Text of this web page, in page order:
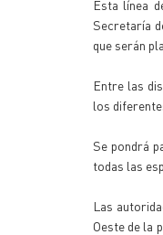
Esta línea
Secretaría
que serán
Entre las
los
Se pondrá
todas las
Las
Oeste de la